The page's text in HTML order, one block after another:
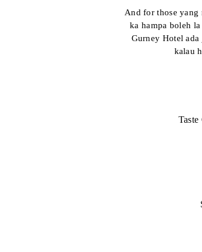
And for those yang
ka hampa boleh
Gurney Hotel ada
kalau